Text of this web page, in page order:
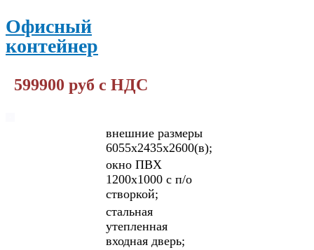
Офисный
контейнер
599900 руб с НДС
внешние размеры
6055х2435х2600(в);
окно ПВХ
1200х1000 с п/о
створкой;
стальная
утепленная
входная дверь;